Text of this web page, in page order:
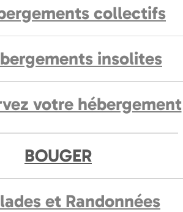
collectifs
insolites
votre hébergement
BOUGER
et Randonnées